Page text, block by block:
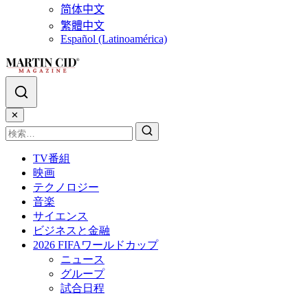
简体中文
繁體中文
Español (Latinoamérica)
✕
TV番組
映画
テクノロジー
音楽
サイエンス
ビジネスと金融
2026 FIFAワールドカップ
ニュース
グループ
試合日程